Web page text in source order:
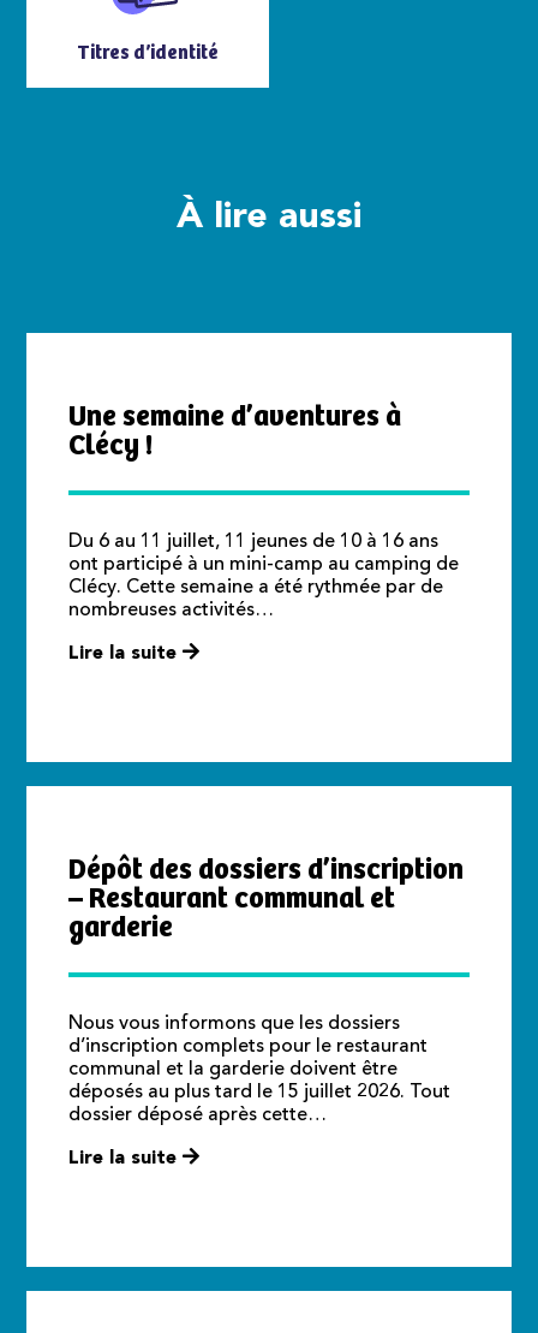
Titres d’identité
À lire aussi
Une semaine d’aventures à
Clécy !
Du 6 au 11 juillet, 11 jeunes de 10 à 16 ans
ont participé à un mini-camp au camping de
Clécy. Cette semaine a été rythmée par de
nombreuses activités…
Lire la suite
Dépôt des dossiers d’inscription
– Restaurant communal et
garderie
Nous vous informons que les dossiers
d’inscription complets pour le restaurant
communal et la garderie doivent être
déposés au plus tard le 15 juillet 2026. Tout
dossier déposé après cette…
Lire la suite